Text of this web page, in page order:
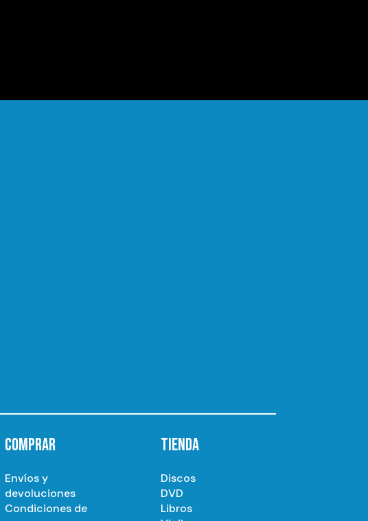
COMPRAR
Envíos y
devoluciones
Condiciones de
TIENDA
Discos
DVD
Libros